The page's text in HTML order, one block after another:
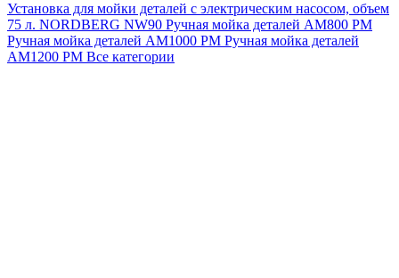
Установка для мойки деталей с электрическим насосом, объем
75 л. NORDBERG NW90 Ручная мойка деталей АМ800 РМ
Ручная мойка деталей АМ1000 РМ Ручная мойка деталей
АМ1200 РМ Все категории